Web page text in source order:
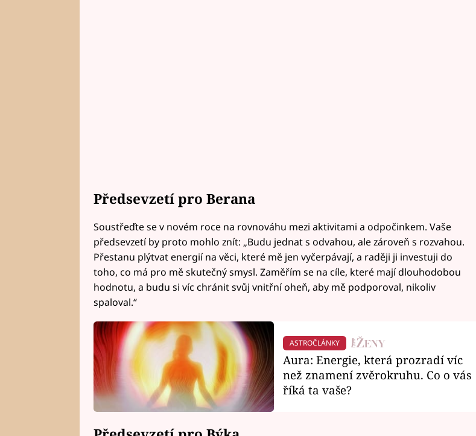
Předsevzetí pro Berana
Soustřeďte se v novém roce na rovnováhu mezi aktivitami a odpočinkem. Vaše
předsevzetí by proto mohlo znít: „Budu jednat s odvahou, ale zároveň s rozvahou.
Přestanu plýtvat energií na věci, které mě jen vyčerpávají, a raději ji investuji do
toho, co má pro mě skutečný smysl. Zaměřím se na cíle, které mají dlouhodobou
hodnotu, a budu si víc chránit svůj vnitřní oheň, aby mě podporoval, nikoliv
spaloval.“
ASTROČLÁNKY
Aura: Energie, která prozradí víc
než znamení zvěrokruhu. Co o vás
říká ta vaše?